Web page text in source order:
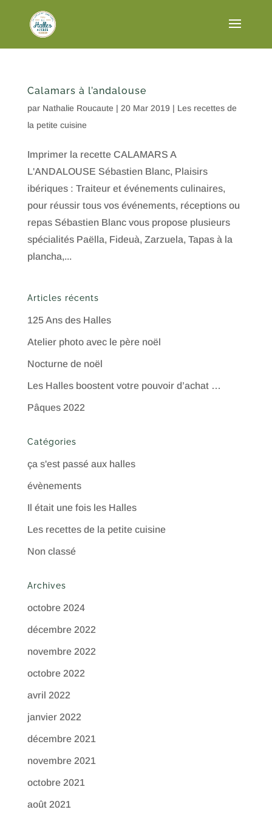
Calamars à l’andalouse
par Nathalie Roucaute | 20 Mar 2019 | Les recettes de
la petite cuisine
Imprimer la recette CALAMARS A
L'ANDALOUSE Sébastien Blanc, Plaisirs
ibériques : Traiteur et événements culinaires,
pour réussir tous vos événements, réceptions ou
repas Sébastien Blanc vous propose plusieurs
spécialités Paëlla, Fideuà, Zarzuela, Tapas à la
plancha,...
Articles récents
125 Ans des Halles
Atelier photo avec le père noël
Nocturne de noël
Les Halles boostent votre pouvoir d’achat …
Pâques 2022
Catégories
ça s'est passé aux halles
évènements
Il était une fois les Halles
Les recettes de la petite cuisine
Non classé
Archives
octobre 2024
décembre 2022
novembre 2022
octobre 2022
avril 2022
janvier 2022
décembre 2021
novembre 2021
octobre 2021
août 2021